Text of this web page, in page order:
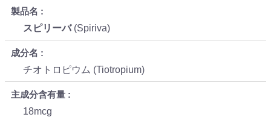
製品名
スピリーバ(Spiriva)
成分名
チオトロピウム (Tiotropium)
主成分含有量
18mcg